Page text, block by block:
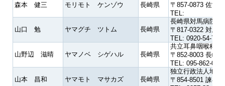
森本 健三 モリモト ケンゾウ 長崎県
〒857-0873 佐世
TEL:
山口 勉 ヤマグチ ツトム 長崎県
長崎県対馬病院
〒817-0322 対馬
TEL: 0920-54-7111
山野辺 滋晴 ヤマノベ シゲハル 長崎県
共立耳鼻咽喉科
〒852-8003 長崎
TEL: 095-862-0001
山本 昌和 ヤマモト マサカズ 長崎県
独立行政法人地
〒854-8501 諫早